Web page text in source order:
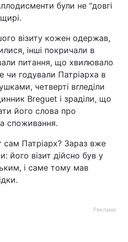
були не "довгі
візиту кожен одержав,
інші покричали в
питання, що хвилювало
чи годували Патріарха в
четверті вгледіли
Breguet і зраділи, що
його слова про
споживання.
Патріарх? Зараз вже
його візит дійсно був у
і саме тому мав
Реклама